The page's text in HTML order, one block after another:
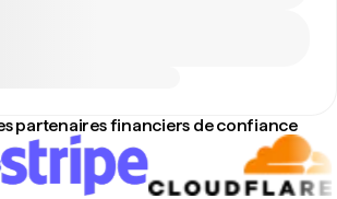
partenaires financiers de confiance